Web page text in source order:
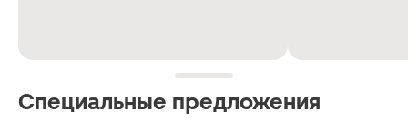
Специальные предложения